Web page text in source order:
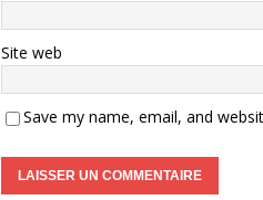
Site web
Save my name, email, and